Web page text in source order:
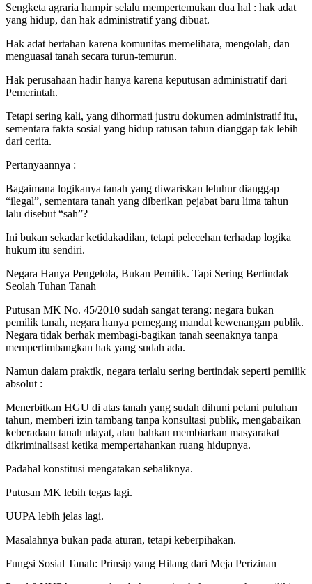
Sengketa agraria hampir selalu mempertemukan dua hal : hak adat
yang hidup, dan hak administratif yang dibuat.
Hak adat bertahan karena komunitas memelihara, mengolah, dan
menguasai tanah secara turun-temurun.
Hak perusahaan hadir hanya karena keputusan administratif dari
Pemerintah.
Tetapi sering kali, yang dihormati justru dokumen administratif itu,
sementara fakta sosial yang hidup ratusan tahun dianggap tak lebih
dari cerita.
Pertanyaannya :
Bagaimana logikanya tanah yang diwariskan leluhur dianggap
“ilegal”, sementara tanah yang diberikan pejabat baru lima tahun
lalu disebut “sah”?
Ini bukan sekadar ketidakadilan, tetapi pelecehan terhadap logika
hukum itu sendiri.
Negara Hanya Pengelola, Bukan Pemilik. Tapi Sering Bertindak
Seolah Tuhan Tanah
Putusan MK No. 45/2010 sudah sangat terang: negara bukan
pemilik tanah, negara hanya pemegang mandat kewenangan publik.
Negara tidak berhak membagi-bagikan tanah seenaknya tanpa
mempertimbangkan hak yang sudah ada.
Namun dalam praktik, negara terlalu sering bertindak seperti pemilik
absolut :
Menerbitkan HGU di atas tanah yang sudah dihuni petani puluhan
tahun, memberi izin tambang tanpa konsultasi publik, mengabaikan
keberadaan tanah ulayat, atau bahkan membiarkan masyarakat
dikriminalisasi ketika mempertahankan ruang hidupnya.
Padahal konstitusi mengatakan sebaliknya.
Putusan MK lebih tegas lagi.
UUPA lebih jelas lagi.
Masalahnya bukan pada aturan, tetapi keberpihakan.
Fungsi Sosial Tanah: Prinsip yang Hilang dari Meja Perizinan